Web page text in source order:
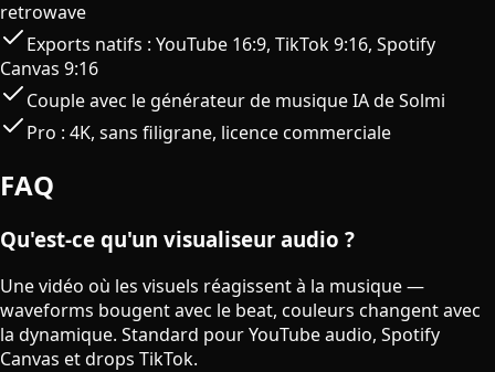
retrowave
Exports natifs : YouTube 16:9, TikTok 9:16, Spotify
Canvas 9:16
Couple avec le générateur de musique IA de Solmi
Pro : 4K, sans filigrane, licence commerciale
FAQ
Qu'est-ce qu'un visualiseur audio ?
Une vidéo où les visuels réagissent à la musique —
waveforms bougent avec le beat, couleurs changent avec
la dynamique. Standard pour YouTube audio, Spotify
Canvas et drops TikTok.